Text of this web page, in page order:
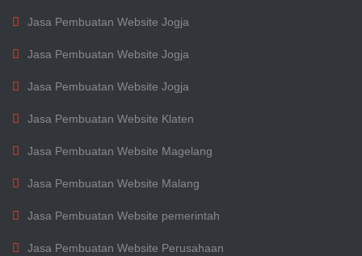
Jasa Pembuatan Website Jogja
Jasa Pembuatan Website Jogja
Jasa Pembuatan Website Jogja
Jasa Pembuatan Website Klaten
Jasa Pembuatan Website Magelang
Jasa Pembuatan Website Malang
Jasa Pembuatan Website pemerintah
Jasa Pembuatan Website Perusahaan